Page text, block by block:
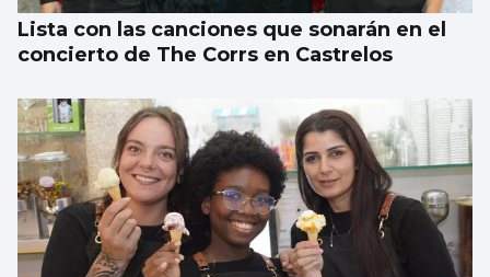
Lista con las canciones que sonarán en el
concierto de The Corrs en Castrelos